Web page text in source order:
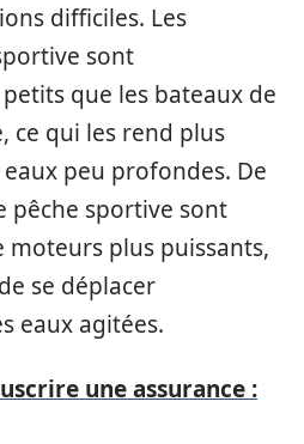
difficiles. Les
sont
que les bateaux de
ce qui les rend plus
peu profondes. De
pêche sportive sont
moteurs plus puissants,
se déplacer
eaux agitées.
une assurance :